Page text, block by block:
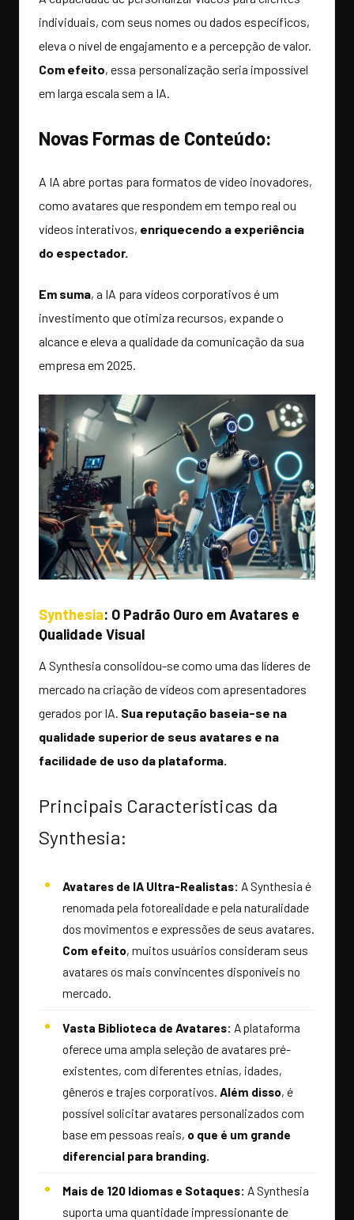
individuais, com seus nomes ou dados específicos,
eleva o nível de engajamento e a percepção de valor.
Com efeito, essa personalização seria impossível
em larga escala sem a IA.
Novas Formas de Conteúdo:
A IA abre portas para formatos de vídeo inovadores,
como avatares que respondem em tempo real ou
vídeos interativos, enriquecendo a experiência
do espectador.
Em suma, a IA para vídeos corporativos é um
investimento que otimiza recursos, expande o
alcance e eleva a qualidade da comunicação da sua
empresa em 2025.
Synthesia: O Padrão Ouro em Avatares e
Qualidade Visual
A Synthesia consolidou-se como uma das líderes de
mercado na criação de vídeos com apresentadores
gerados por IA. Sua reputação baseia-se na
qualidade superior de seus avatares e na
facilidade de uso da plataforma.
Principais Características da
Synthesia:
Avatares de IA Ultra-Realistas: A Synthesia é
renomada pela fotorealidade e pela naturalidade
dos movimentos e expressões de seus avatares.
Com efeito, muitos usuários consideram seus
avatares os mais convincentes disponíveis no
mercado.
Vasta Biblioteca de Avatares: A plataforma
oferece uma ampla seleção de avatares pré-
existentes, com diferentes etnias, idades,
gêneros e trajes corporativos. Além disso, é
possível solicitar avatares personalizados com
base em pessoas reais, o que é um grande
diferencial para branding.
Mais de 120 Idiomas e Sotaques: A Synthesia
suporta uma quantidade impressionante de